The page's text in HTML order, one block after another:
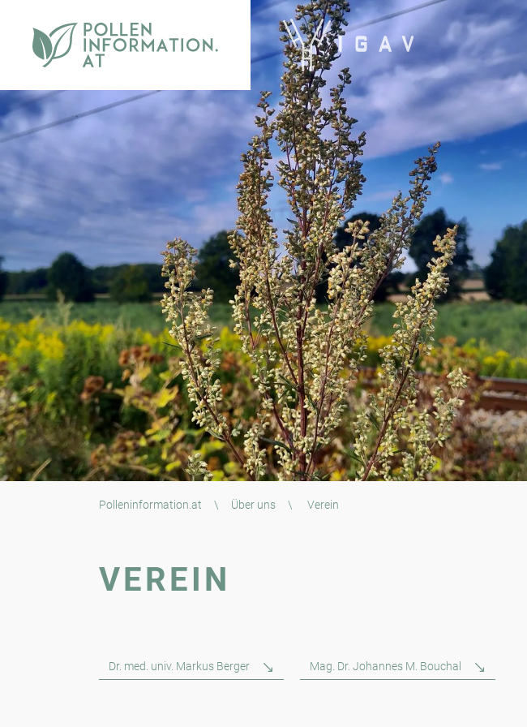
Polleninformation.at \ Über uns \ Verein
VEREIN
Dr. med. univ. Markus Berger Mag. Dr. Johannes M. Bouchal